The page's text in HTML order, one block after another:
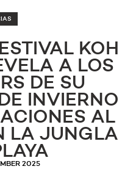
KOH
A LOS
DE SU
INVIERNO
AL
LA JUNGLA
2025